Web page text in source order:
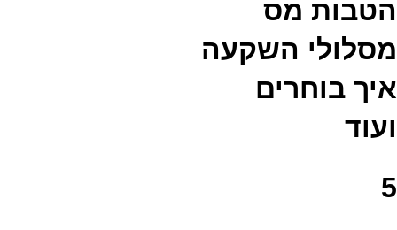
הטבות מס
מסלולי השקעה
איך בוחרים
ועוד
5